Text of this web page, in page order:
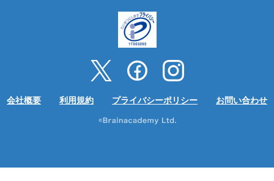
会社概要 利用規約 プライバシーポリシー お問い合わせ